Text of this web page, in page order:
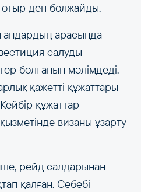
отыр деп болжайды.
арасында
салуды
болғанын мәлімдеді.
қажетті құжаттары
құжаттар
визаны ұзарту
рейд салдарынан
қалған. Себебі